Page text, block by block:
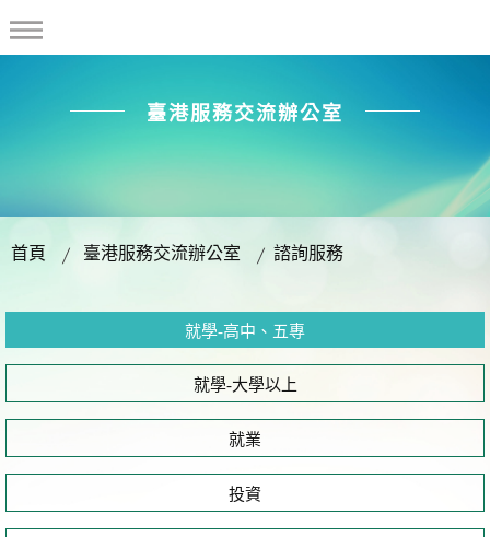
臺港服務交流辦公室
首頁 臺港服務交流辦公室 諮詢服務
就學-高中、五專
就學-大學以上
就業
投資